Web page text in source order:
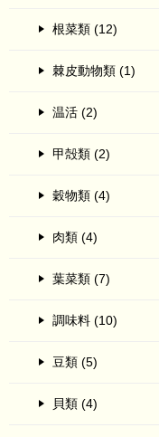
根菜類 (12)
棘皮動物類 (1)
温活 (2)
甲殻類 (2)
穀物類 (4)
肉類 (4)
葉菜類 (7)
調味料 (10)
豆類 (5)
貝類 (4)